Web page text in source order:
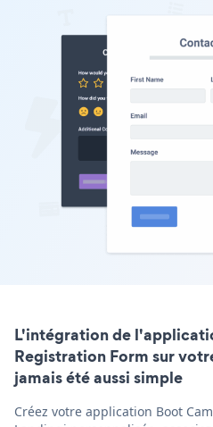
L'intégration de
Registration Form sur
jamais été aussi simple
Créez votre application Boot